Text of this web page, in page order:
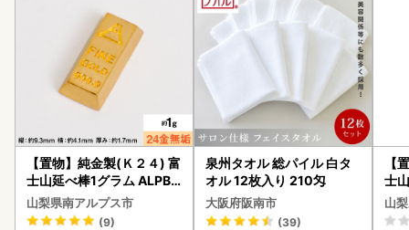
【置物】純金製(Ｋ２４) 富
士山延べ棒1グラム ALPBK
180
山梨県南アルプス市
(9)
泉州タオル 総パイル 白タ
オル 12枚入り 210匁
大阪府阪南市
(39)
【
士
山